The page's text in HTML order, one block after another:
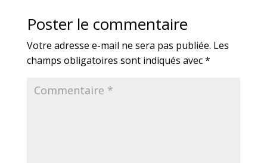
Poster le commentaire
Votre adresse e-mail ne sera pas publiée. Les
champs obligatoires sont indiqués avec*